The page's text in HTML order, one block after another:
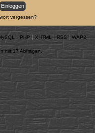
vergessen?
PHP XHTML RSS WAP2
mit 17 Abfragen.